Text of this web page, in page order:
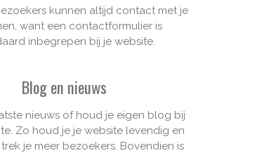
kunnen altijd contact met je
want een contactformulier is
inbegrepen bij je website.
Blog en nieuws
nieuws of houd je eigen blog bij
Zo houd je je website levendig en
je meer bezoekers. Bovendien is